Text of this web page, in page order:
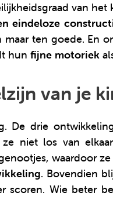
van het
eindeloze
ten goede. En
hun fijne motoriek
van je
De drie
niet los van
waardoor
. Bovendien
scoren. Wie beter